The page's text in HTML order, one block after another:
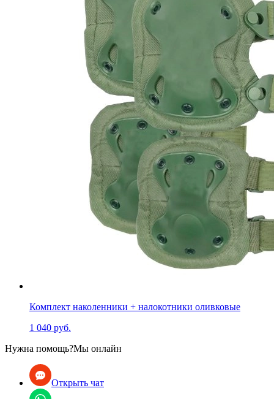
Комплект наколенники + налокотники оливковые
1 040 руб.
Нужна помощь?Мы онлайн
Открыть чат